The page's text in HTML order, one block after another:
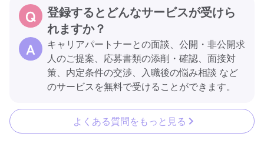
登録するとどんなサービスが受けら
れますか？
キャリアパートナーとの面談、公開・非公開求
人のご提案、応募書類の添削・確認、面接対
策、内定条件の交渉、入職後の悩み相談 など
のサービスを無料で受けることができます。
よくある質問をもっと見る